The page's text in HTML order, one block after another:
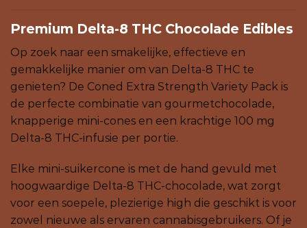
Premium Delta-8 THC Chocolade Edibles
Op zoek naar een smakelijke, effectieve en
gemakkelijke manier om van Delta-8 THC te
genieten? De Coned Extra Strength Variety Pack is
de perfecte combinatie van gourmetchocolade,
knapperige mini-cones en een krachtige 100 mg
Delta-8 THC-infusie per portie.
Elke mini-suikercone is met de hand gevuld met
hoogwaardige Delta-8 THC-chocolade, wat zorgt
voor een soepele, plezierige high die geschikt is voor
zowel nieuwe als ervaren cannabisgebruikers. Of je